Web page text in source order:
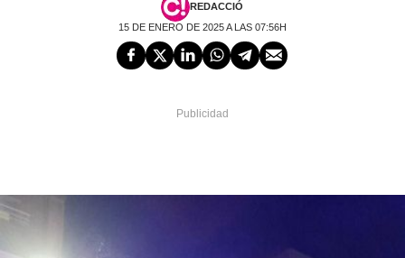
REDACCIÓ
15 DE ENERO DE 2025 A LAS 07:56H